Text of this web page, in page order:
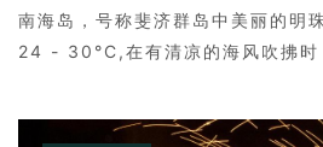
南海岛，号称斐济群岛中美丽的明
24 - 30°C,在有清凉的海风吹拂时